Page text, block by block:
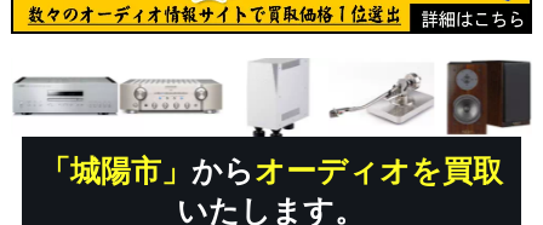
「城陽市」 からオーディオを買取
いたします。